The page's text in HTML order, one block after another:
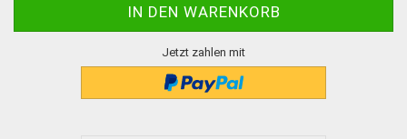
Jetzt zahlen mit